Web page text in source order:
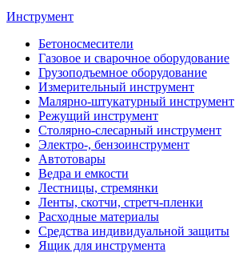
Инструмент
Бетоносмесители
Газовое и сварочное оборудование
Грузоподъемное оборудование
Измерительный инструмент
Малярно-штукатурный инструмент
Режущий инструмент
Столярно-слесарный инструмент
Электро-, бензоинструмент
Автотовары
Ведра и емкости
Лестницы, стремянки
Ленты, скотчи, стретч-пленки
Расходные материалы
Средства индивидуальной защиты
Ящик для инструмента